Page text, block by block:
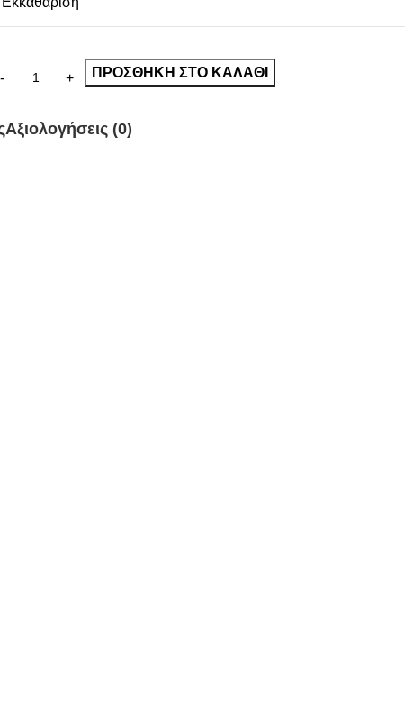
ΠΡΟΣΘΉΚΗ ΣΤΟ ΚΑΛΆΘΙ
Αξιολογήσεις (0)